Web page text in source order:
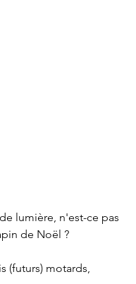
lumière, n'est-ce pas
de Noël ?
(futurs) motards,